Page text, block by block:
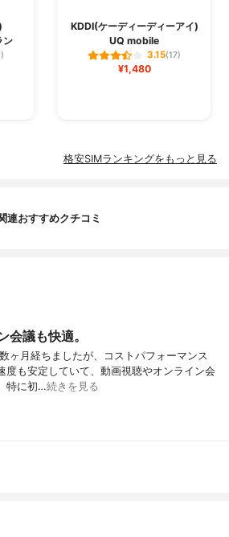
ン
KDDI(ケーディーディーアイ)
UQ mobile
3.15(17)
¥1,480
格安SIMランキングをもっと見る
連おすすめクチコミ
会議も快適。
ヶ月経ちましたが、コストパフォーマンス
度も安定していて、動画視聴やオンライン会
特に初…続きを見る